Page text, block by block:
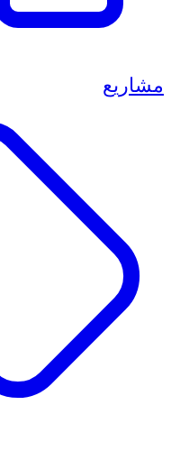
مشاريع